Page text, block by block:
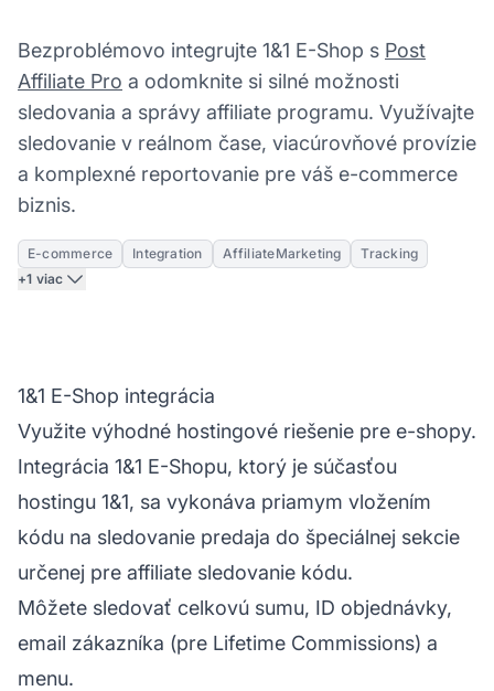
Bezproblémovo integrujte 1&1 E-Shop s Post
Affiliate Pro a odomknite si silné možnosti
sledovania a správy affiliate programu. Využívajte
sledovanie v reálnom čase, viacúrovňové provízie
a komplexné reportovanie pre váš e-commerce
biznis.
E-commerce Integration AffiliateMarketing
Tracking
+1 viac
1&1 E-Shop integrácia
Využite výhodné hostingové riešenie pre e-shopy.
Integrácia 1&1 E-Shopu, ktorý je súčasťou
hostingu 1&1, sa vykonáva priamym vložením
kódu na sledovanie predaja do špeciálnej sekcie
určenej pre affiliate sledovanie kódu.
Môžete sledovať celkovú sumu, ID objednávky,
email zákazníka (pre Lifetime Commissions) a
menu.